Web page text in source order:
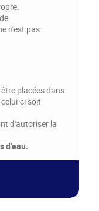
n'est pas
placées dans
ci soit
d'autoriser la
d'eau.